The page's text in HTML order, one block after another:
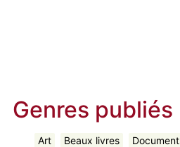
Genres publiés
Art Beaux livres